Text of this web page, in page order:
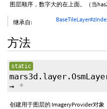
图层顺序，数字大的在上面。（当
继承自:
方法
static
→ *
创建用于图层的 ImageryProvider对象